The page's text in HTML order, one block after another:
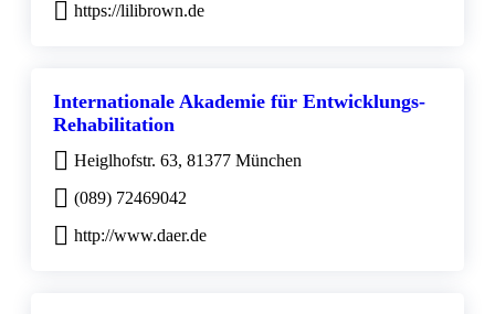
https://lilibrown.de
Internationale Akademie für Entwicklungs-
Rehabilitation
Heiglhofstr. 63, 81377 München
(089) 72469042
http://www.daer.de